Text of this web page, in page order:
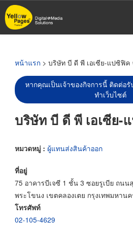
ข้าม
ไป
หน้าแรก > บริษัท บี ดี พี เอเซีย-แปซิฟิค
หากคุณเป็นเจ้าของกิจการนี้ ติดต่อรั
ทำเว็บไซต์
บริษัท บี ดี พี เอเซีย-
หมวดหมู่ : ผู้แทนส่งสินค้าออก
ที่อยู่
75 อาคารบีเจซี 1 ชั้น 3 ซอยรูเบีย ถน
พระโขนง เขตคลองเตย กรุงเทพมหาน
โทรศัพท์
02-105-4629